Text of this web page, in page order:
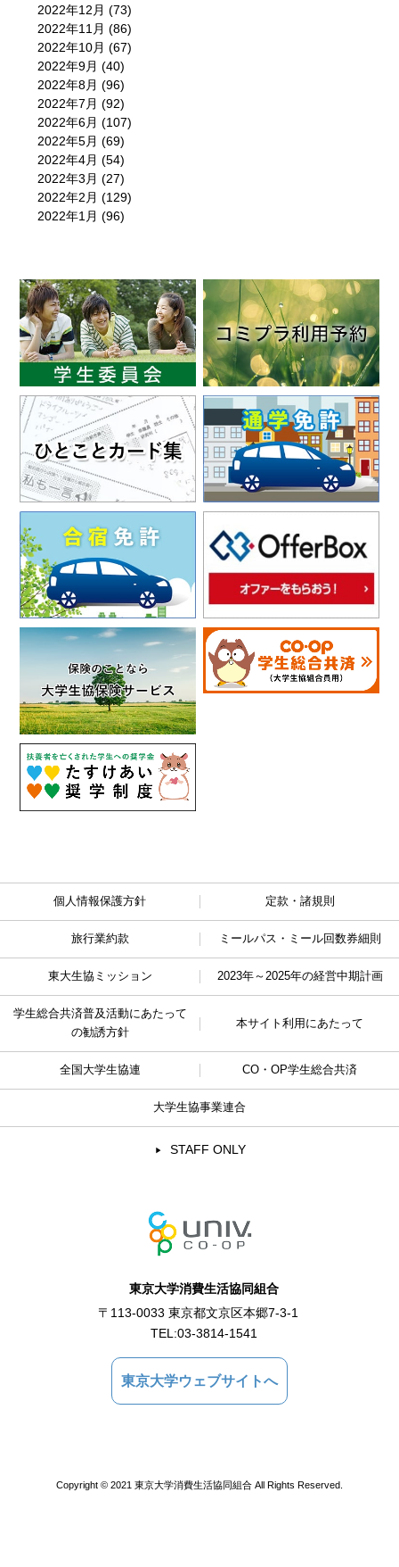
2022年12月 (73)
2022年11月 (86)
2022年10月 (67)
2022年9月 (40)
2022年8月 (96)
2022年7月 (92)
2022年6月 (107)
2022年5月 (69)
2022年4月 (54)
2022年3月 (27)
2022年2月 (129)
2022年1月 (96)
個人情報保護方針 定款・諸規則
旅行業約款 ミールパス・ミール回数券細則
東大生協ミッション 2023年～2025年の経営中期計画
学生総合共済普及活動にあたって
の勧誘方針
本サイト利用にあたって
全国大学生協連 CO・OP学生総合共済
大学生協事業連合
STAFF ONLY
東京大学消費生活協同組合
〒113-0033 東京都文京区本郷7-3-1
TEL:03-3814-1541
東京大学ウェブサイトへ
Copyright © 2021 東京大学消費生活協同組合 All Rights Reserved.